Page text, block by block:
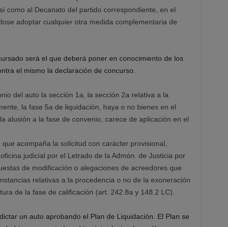
como al Decanato del partido correspondiente, en el
adoptar cualquier otra medida complementaria de
será el que deberá poner en conocimiento de los
el mismo la declaración de concurso.
del auto la sección 1a, la sección 2a relativa a la
la fase 5a de liquidación, haya o no bienes en el
alusión a la fase de convenio, carece de aplicación en el
acompaña la solicitud con carácter provisional,
judicial por el Letrado de la Admón. de Justicia por
de modificación o alegaciones de acreedores que
relativas a la procedencia o no de la exoneración
de la fase de calificación (art. 242.8a y 148.2 LC).
un auto aprobando el Plan de Liquidación. El Plan se